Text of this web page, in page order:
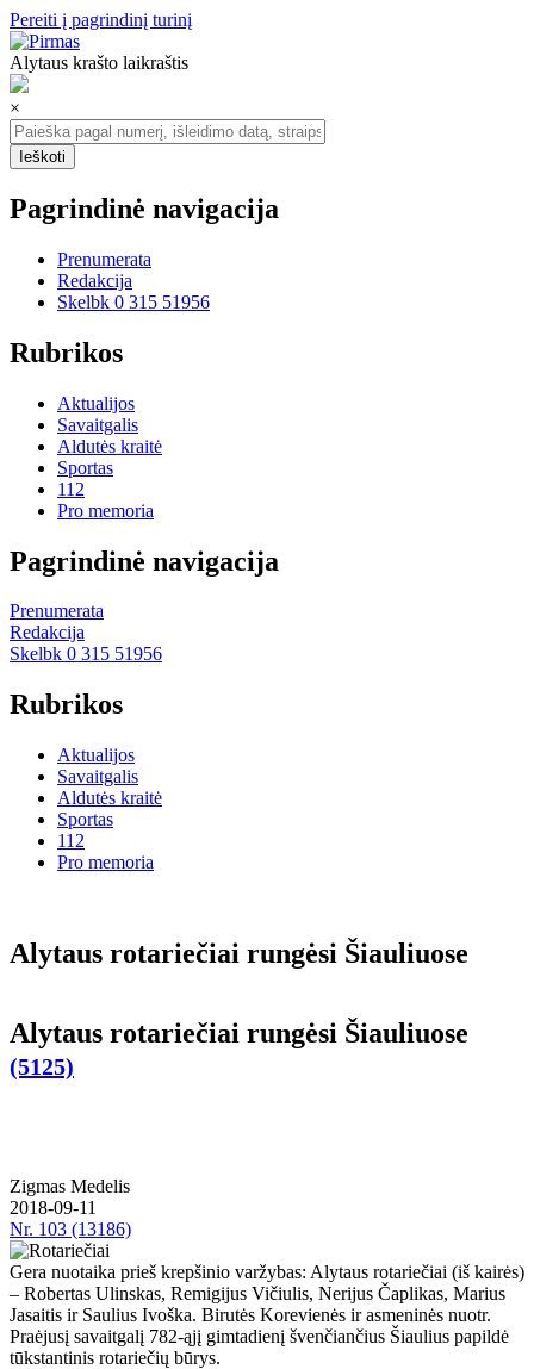
Pereiti į pagrindinį turinį
Alytaus krašto laikraštis
×
Pagrindinė navigacija
Prenumerata
Redakcija
Skelbk 0 315 51956
Rubrikos
Aktualijos
Savaitgalis
Aldutės kraitė
Sportas
112
Pro memoria
Pagrindinė navigacija
Prenumerata
Redakcija
Skelbk 0 315 51956
Rubrikos
Aktualijos
Savaitgalis
Aldutės kraitė
Sportas
112
Pro memoria
Aly­taus ro­ta­rie­čiai run­gė­si Šiau­liuo­se
Aly­taus ro­ta­rie­čiai run­gė­si Šiau­liuo­se
(5125)
Zig­mas Me­de­lis
2018-09-11
Nr. 103 (13186)
Gera nuotaika prieš krepšinio varžybas: Alytaus rotariečiai (iš kairės)
– Robertas Ulinskas, Remigijus Vičiulis, Nerijus Čaplikas, Marius
Jasaitis ir Saulius Ivoška. Bi­ru­tės Ko­re­vie­nės ir as­me­ni­nės nuotr.
Pra­ėju­sį sa­vait­ga­lį 782-ąjį gim­ta­die­nį šven­čian­čius Šiau­lius pa­pil­dė
tūks­tan­ti­nis ro­ta­rie­čių bū­rys.